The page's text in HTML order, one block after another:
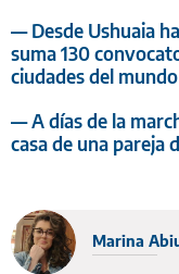
— Desde Ushuaia
suma 130
ciudades del mundo
— A días de la
casa de una pareja
Marina